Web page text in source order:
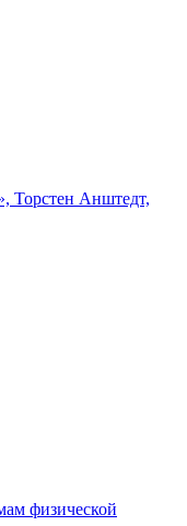
Торстен Анштедт,
физической